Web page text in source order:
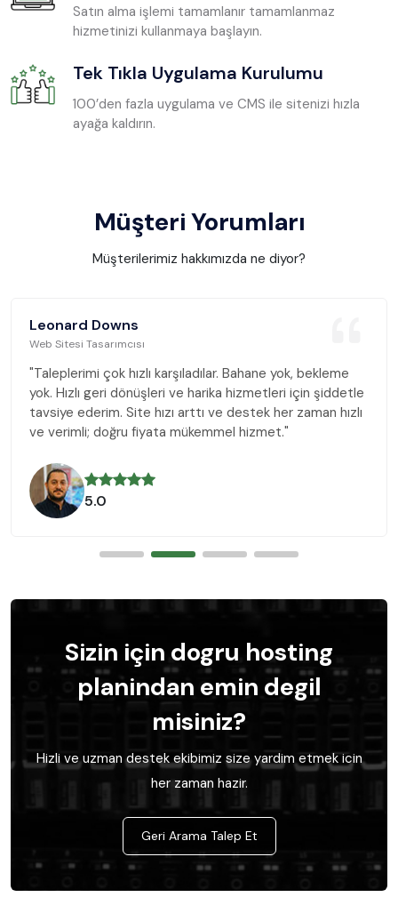
Satın alma işlemi tamamlanır tamamlanmaz
hizmetinizi kullanmaya başlayın.
Tek Tıkla Uygulama Kurulumu
100’den fazla uygulama ve CMS ile sitenizi hızla
ayağa kaldırın.
Müşteri Yorumları
Müşterilerimiz hakkımızda ne diyor?
Downs
Tasarımcısı
çok hızlı karşıladılar. Bahane yok, bekleme
geri dönüşleri ve harika hizmetleri için şiddetle
ederim. Site hızı arttı ve destek her zaman hızlı
doğru fiyata mükemmel hizmet."
5.0
Sizin için dogru hosting
planindan emin degil
misiniz?
Hizli ve uzman destek ekibimiz size yardim etmek icin
her zaman hazir.
Geri Arama Talep Et